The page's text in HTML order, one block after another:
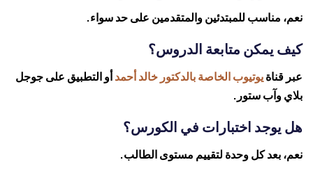
نعم، مناسب للمبتدئين والمتقدمين على حد سواء.
كيف يمكن متابعة الدروس؟
عبر قناةيوتيوب الخاصة بالدكتور خالد أحمدأو التطبيق على جوجل
بلاي وآب ستور.
هل يوجد اختبارات في الكورس؟
نعم، بعد كل وحدة لتقييم مستوى الطالب.